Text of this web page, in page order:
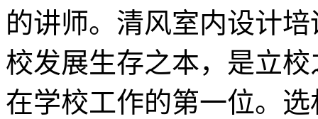
的讲师。清风室内设计
校发展生存之本，是立
在学校工作的第一位。